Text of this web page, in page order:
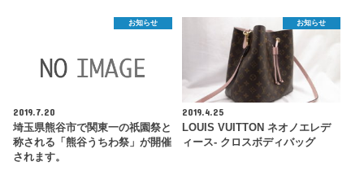
お知らせ
2019.7.20
埼玉県熊谷市で関東一の祇園祭と
称される「熊谷うちわ祭」が開催
されます。
お知らせ
2019.4.25
LOUIS VUITTON ネオノエレデ
ィース- クロスボディバッグ